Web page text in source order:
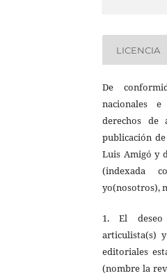
LICENCIA
De
nacionales e
derechos de
publicación
Luis Amigó y
(indexada
yo(nosotros),
1. El
articulista(s)
editoriales
(nombre la